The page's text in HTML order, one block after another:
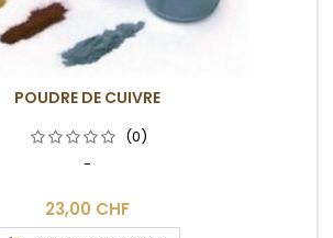
POUDRE DE CUIVRE
(0)
-
23,00 CHF